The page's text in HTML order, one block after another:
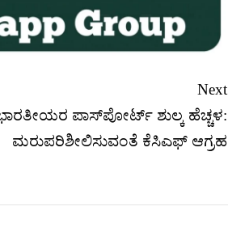
Next
ಪಾಸ್‌ಪೋರ್ಟ್ ಶುಲ್ಕ ಹೆಚ್ಚಳ:
ಮರುಪರಿಶೀಲಿಸುವಂತೆ ಕೆಸಿಎಫ್ ಆಗ್ರಹ